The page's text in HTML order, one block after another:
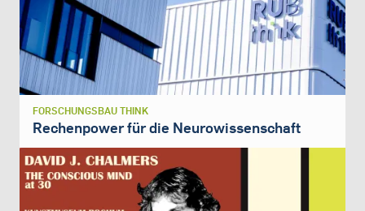
FORSCHUNGSBAU THINK
Rechenpower für die Neurowissenschaft